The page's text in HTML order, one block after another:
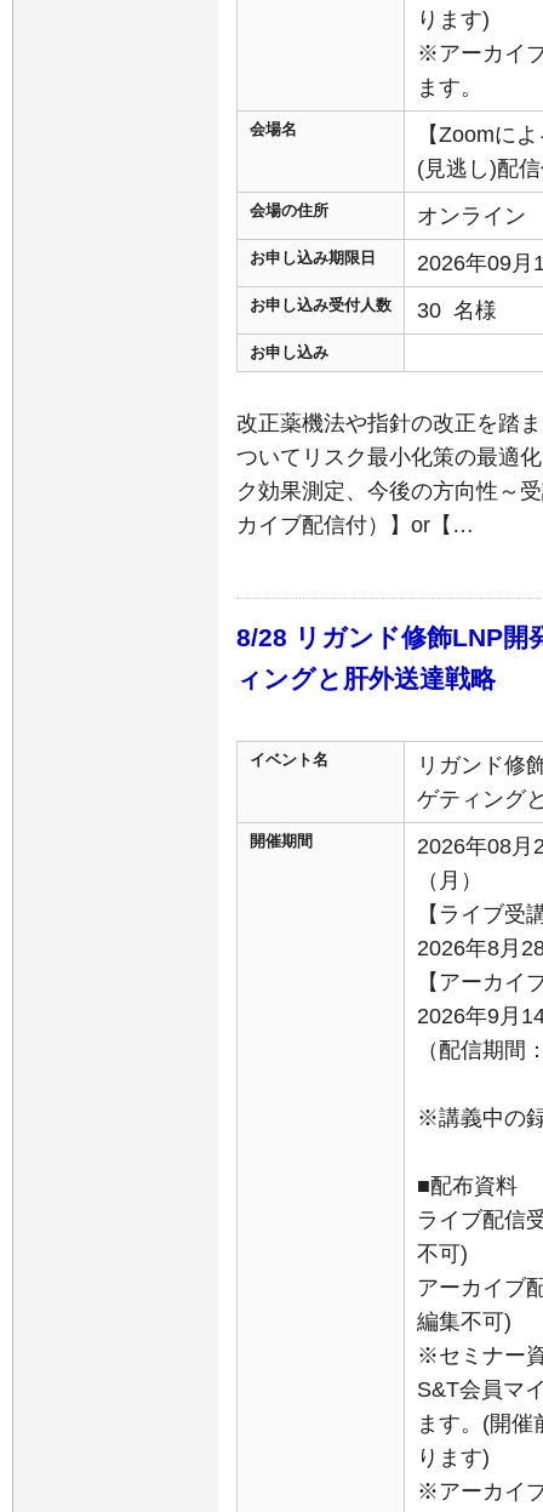
ります)
※アーカイ
ます。
会場名
【Zoomに
(見逃し)配
会場の住所 オンライン
お申し込み期限日 2026年09月
お申し込み受付人数 30 名様
お申し込み
改正薬機法や指針の改正を踏
ついてリスク最小化策の最適
ク効果測定、今後の方向性～
カイブ配信付）】or【…
8/28 リガンド修飾LNP開
ィングと肝外送達戦略
イベント名
リガンド修
ゲティング
開催期間
2026年08月
（月）
【ライブ受
2026年8月
【アーカイ
2026年9月
（配信期間
※講義中の
■配布資料
ライブ配信
不可)
アーカイブ
編集不可)
※セミナー
S&T会員マ
ます。(開催
ります)
※アーカイ